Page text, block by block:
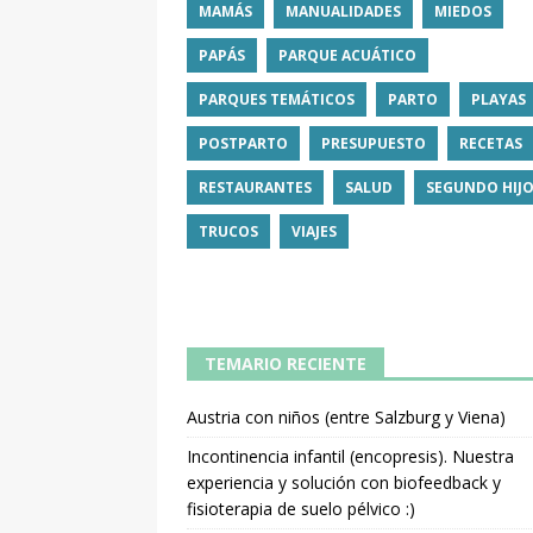
MAMÁS MANUALIDADES MIEDOS
PAPÁS PARQUE ACUÁTICO
PARQUES TEMÁTICOS PARTO PLAYAS
POSTPARTO PRESUPUESTO RECETAS
RESTAURANTES SALUD SEGUNDO HIJO
TRUCOS VIAJES
TEMARIO RECIENTE
Austria con niños (entre Salzburg y Viena)
Incontinencia infantil (encopresis). Nuestra
experiencia y solución con biofeedback y
fisioterapia de suelo pélvico :)